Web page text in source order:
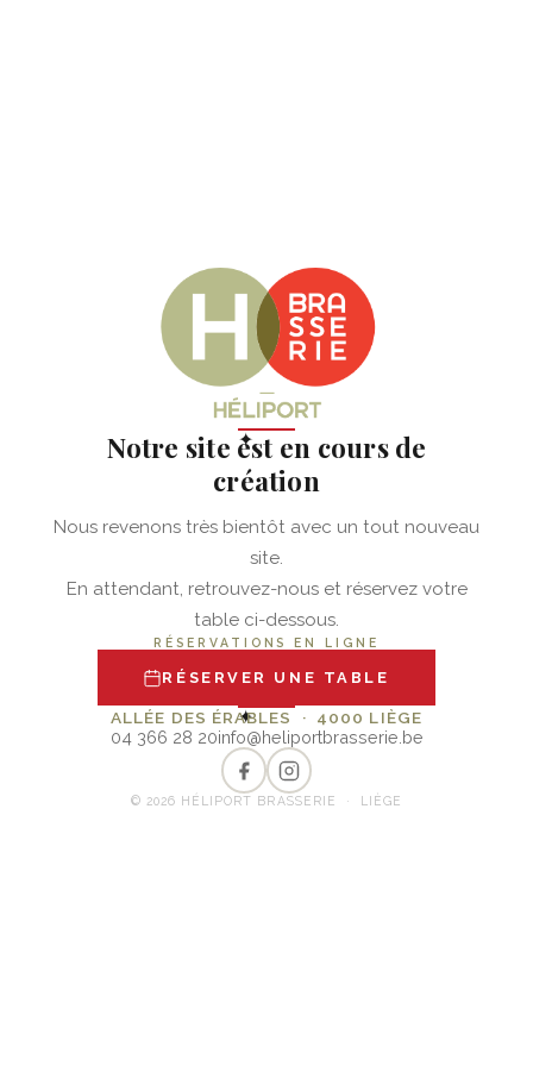
✦
Notre site est en cours de
création
Nous revenons très bientôt avec un tout nouveau
site.
En attendant, retrouvez-nous et réservez votre
table ci-dessous.
RÉSERVATIONS EN LIGNE
RÉSERVER UNE TABLE
✦
ALLÉE DES ÉRABLES · 4000 LIÈGE
04 366 28 20info@heliportbrasserie.be
© 2026 HÉLIPORT BRASSERIE · LIÈGE